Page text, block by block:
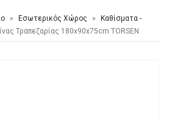
» Εσωτερικός Χώρος »
Καθίσματα -
Τραπεζαρίας 180x90x75cm TORSEN